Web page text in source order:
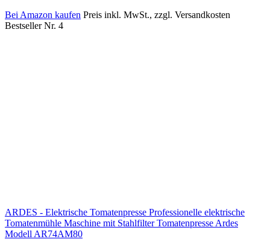
Bei Amazon kaufen Preis inkl. MwSt., zzgl. Versandkosten
Bestseller Nr. 4
ARDES - Elektrische Tomatenpresse Professionelle elektrische
Tomatenmühle Maschine mit Stahlfilter Tomatenpresse Ardes
Modell AR74AM80